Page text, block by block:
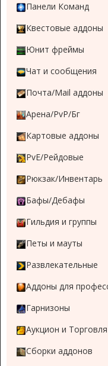
Панели Команд
Квестовые аддоны
Юнит фреймы
Чат и сообщения
Почта/Mail аддоны
Арена/PvP/Бг
Картовые аддоны
PvE/Рейдовые
Рюкзак/Инвентарь
Бафы/Дебафы
Гильдия и группы
Петы и мауты
Развлекательные
Аддоны для
Гарнизоны
Аукцион и Торговля
Сборки аддонов